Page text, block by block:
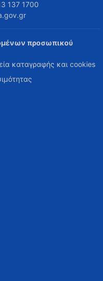
137 1700
προσωπικού
καταγραφής και cookies